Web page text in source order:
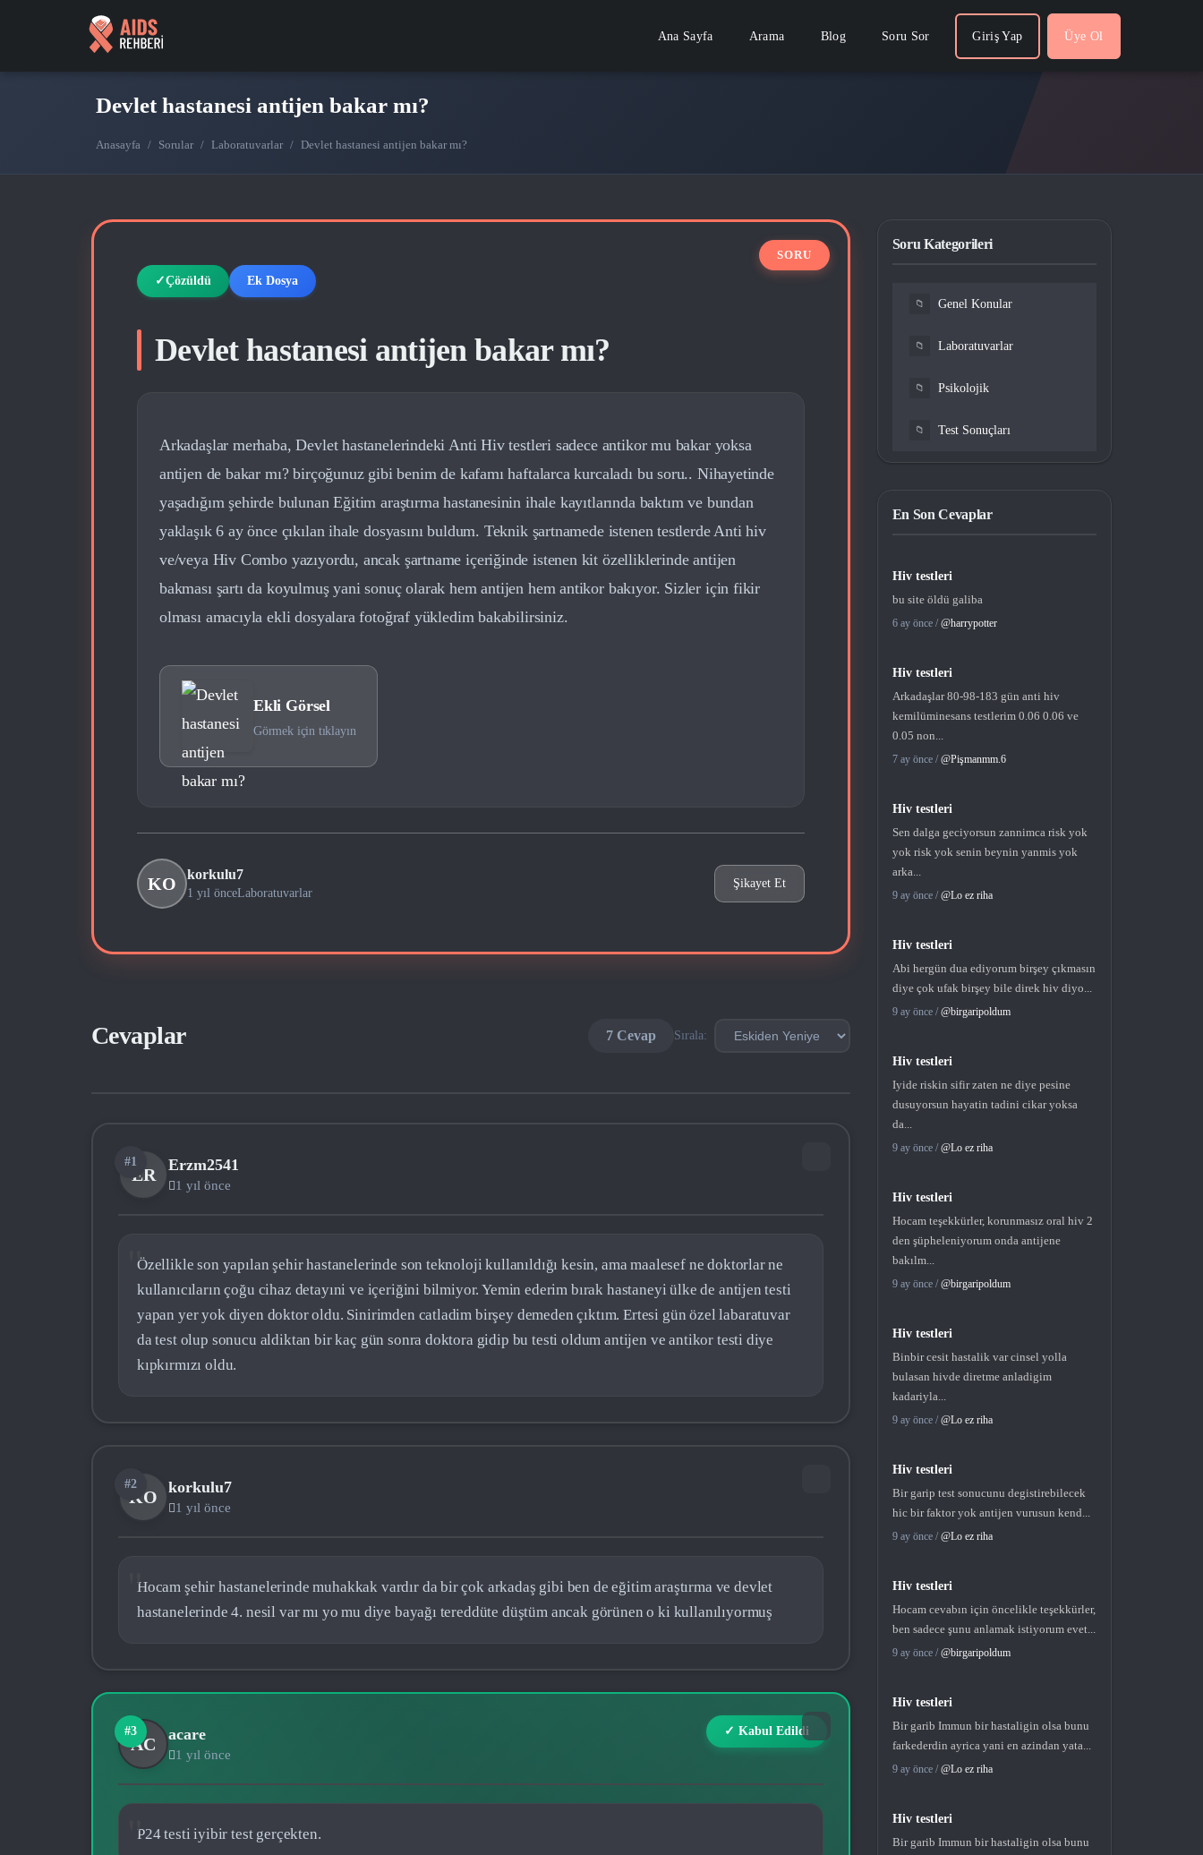
Ana Sayfa Arama Blog Soru Sor Giriş Yap Üye Ol
Devlet hastanesi antijen bakar mı?
Anasayfa / Sorular / Laboratuvarlar / Devlet hastanesi antijen bakar mı?
Çözüldü Ek Dosya
Devlet hastanesi antijen bakar mı?
Arkadaşlar merhaba, Devlet hastanelerindeki Anti Hiv testleri sadece antikor mu bakar yoksa
antijen de bakar mı? birçoğunuz gibi benim de kafamı haftalarca kurcaladı bu soru.. Nihayetinde
yaşadığım şehirde bulunan Eğitim araştırma hastanesinin ihale kayıtlarında baktım ve bundan
yaklaşık 6 ay önce çıkılan ihale dosyasını buldum. Teknik şartnamede istenen testlerde Anti hiv
ve/veya Hiv Combo yazıyordu, ancak şartname içeriğinde istenen kit özelliklerinde antijen
bakması şartı da koyulmuş yani sonuç olarak hem antijen hem antikor bakıyor. Sizler için fikir
olması amacıyla ekli dosyalara fotoğraf yükledim bakabilirsiniz.
Ekli Görsel
Görmek için tıklayın
KO korkulu7
1 yıl önceLaboratuvarlar
Şikayet Et
Cevaplar 7 Cevap Sırala:
#1
ER Erzm2541
1 yıl önce
Özellikle son yapılan şehir hastanelerinde son teknoloji kullanıldığı kesin, ama maalesef ne doktorlar ne
kullanıcıların çoğu cihaz detayıni ve içeriğini bilmiyor. Yemin ederim bırak hastaneyi ülke de antijen testi
yapan yer yok diyen doktor oldu. Sinirimden catladim birşey demeden çıktım. Ertesi gün özel labaratuvar
da test olup sonucu aldiktan bir kaç gün sonra doktora gidip bu testi oldum antijen ve antikor testi diye
kıpkırmızı oldu.
#2
KO korkulu7
1 yıl önce
Hocam şehir hastanelerinde muhakkak vardır da bir çok arkadaş gibi ben de eğitim araştırma ve devlet
hastanelerinde 4. nesil var mı yo mu diye bayağı tereddüte düştüm ancak görünen o ki kullanılıyormuş
#3
AC acare
1 yıl önce
P24 testi iyibir test gerçekten.
Soru Kategorileri
📁 Genel Konular
📁 Laboratuvarlar
📁 Psikolojik
📁 Test Sonuçları
En Son Cevaplar
Hiv testleri
bu site öldü galiba
6 ay önce / @harrypotter
Hiv testleri
Arkadaşlar 80-98-183 gün anti hiv
kemilüminesans testlerim 0.06 0.06 ve
0.05 non...
7 ay önce / @Pişmanmm.6
Hiv testleri
Sen dalga geciyorsun zannimca risk yok
yok risk yok senin beynin yanmis yok
arka...
9 ay önce / @Lo ez riha
Hiv testleri
Abi hergün dua ediyorum birşey çıkmasın
diye çok ufak birşey bile direk hiv diyo...
9 ay önce / @birgaripoldum
Hiv testleri
Iyide riskin sifir zaten ne diye pesine
dusuyorsun hayatin tadini cikar yoksa
da...
9 ay önce / @Lo ez riha
Hiv testleri
Hocam teşekkürler, korunmasız oral hiv 2
den şüpheleniyorum onda antijene
bakılm...
9 ay önce / @birgaripoldum
Hiv testleri
Binbir cesit hastalik var cinsel yolla
bulasan hivde diretme anladigim
kadariyla...
9 ay önce / @Lo ez riha
Hiv testleri
Bir garip test sonucunu degistirebilecek
hic bir faktor yok antijen vurusun kend...
9 ay önce / @Lo ez riha
Hiv testleri
Hocam cevabın için öncelikle teşekkürler,
ben sadece şunu anlamak istiyorum evet...
9 ay önce / @birgaripoldum
Hiv testleri
Bir garib Immun bir hastaligin olsa bunu
farkederdin ayrica yani en azindan yata...
9 ay önce / @Lo ez riha
Hiv testleri
Bir garib Immun bir hastaligin olsa bunu